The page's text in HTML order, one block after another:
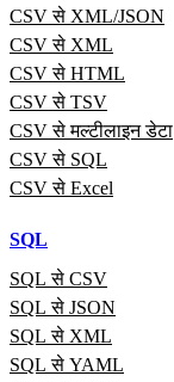
CSV से XML/JSON
CSV से XML
CSV से HTML
CSV से TSV
CSV से मल्टीलाइन डेटा
CSV से SQL
CSV से Excel
SQL
SQL से CSV
SQL से JSON
SQL से XML
SQL से YAML